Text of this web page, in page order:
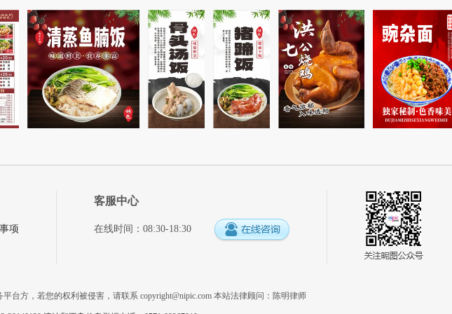
项
客服中心
在线时间：08:30-18:30
台方，若您的权利被侵害，请联系 copyright@nipic.com 本站法律顾问：陈明律师